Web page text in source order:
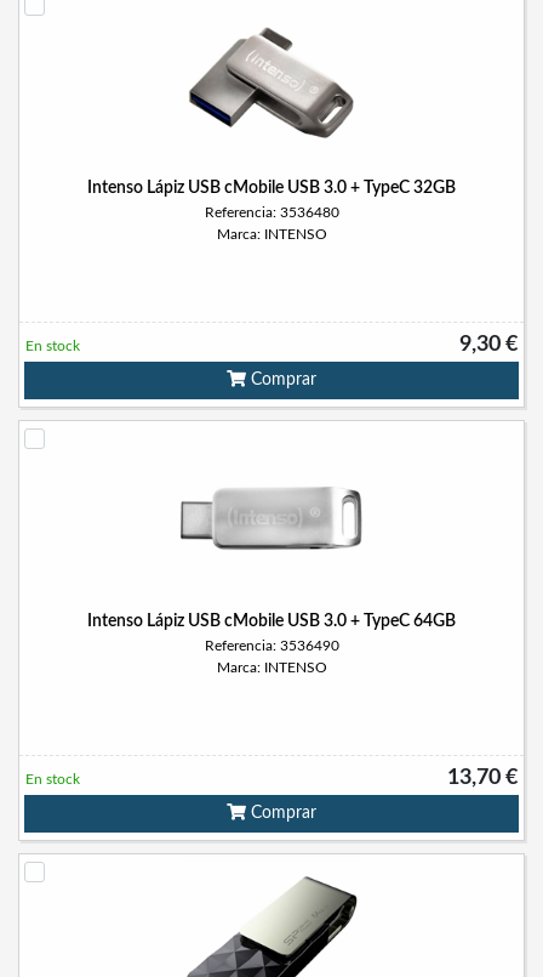
Intenso Lápiz USB cMobile USB 3.0 + TypeC 32GB
Referencia: 3536480
Marca: INTENSO
9,30 €
En stock
Comprar
Intenso Lápiz USB cMobile USB 3.0 + TypeC 64GB
Referencia: 3536490
Marca: INTENSO
13,70 €
En stock
Comprar